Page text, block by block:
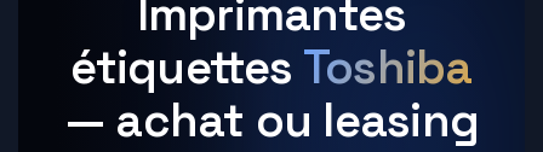
Imprimantes
étiquettes Toshiba
— achat ou leasing